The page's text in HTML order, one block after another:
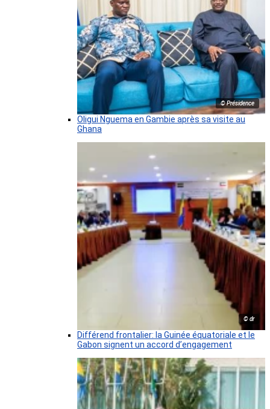
© Présidence
Oligui Nguema en Gambie après sa visite au
Ghana
© dr
Différend frontalier: la Guinée équatoriale et le
Gabon signent un accord d’engagement